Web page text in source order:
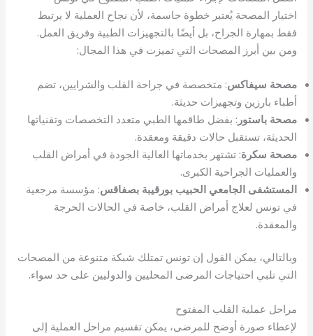
اختيار المصحة يُعتبر خطوة حاسمة، لأن نجاح العملية لا يرتبط
فقط بمهارة الجراح، بل أيضًا بالتجهيزات الطبية وفريق العمل.
ومن بين أبرز المصحات التي تميزت في هذا المجال:
مصحة سيفاكس: متخصصة في جراحة القلب والشرايين، تضم
أطباء بارزين وتجهيزات حديثة.
مصحة باستور : بفضل طاقمها الطبي متعدد التخصصات وتقنياتها
الحديثة، تستقبل حالات دقيقة ومعقدة.
مصحة سكرة: تشتهر بخدماتها العالية الجودة في أمراض القلب
والعمليات الجراحية الكبرى.
المستشفى الجامعي الحبيب بورقيبة بصفاقس: مؤسسة مرجعية
في تونس لعلاج أمراض القلب، خاصة في الحالات الحرجة
والمعقدة.
وبالتالي، يمكن القول إن تونس تمتلك شبكة متنوعة من المصحات
التي تلبي احتياجات المرضى المحليين والدوليين على حد سواء.
مراحل عملية القلب المفتوح
لإعطاء صورة أوضح للمرضى، يمكن تقسيم مراحل العملية إلى